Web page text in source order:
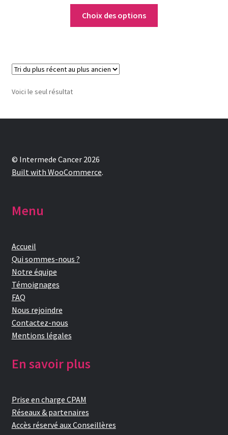
Page exemple Graffiti
Panier
Témoignages
Choix des options
Voici le seul résultat
Menu
Accueil
Qui sommes-nous ?
Notre équipe
Témoignages
FAQ
Nous rejoindre
Contactez-nous
Mentions légales
En savoir plus
Prise en charge CPAM
Réseaux & partenaires
Accès réservé aux Conseillères
© Intermede Cancer 2026
Built with WooCommerce.